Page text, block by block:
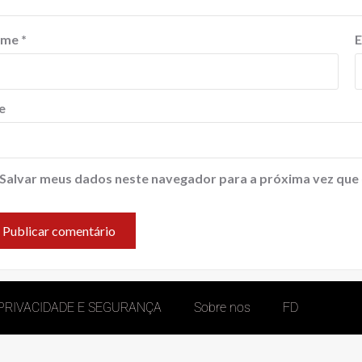
*
meus dados neste navegador para a próxima vez que
E SEGURANÇA Sobre nos FD